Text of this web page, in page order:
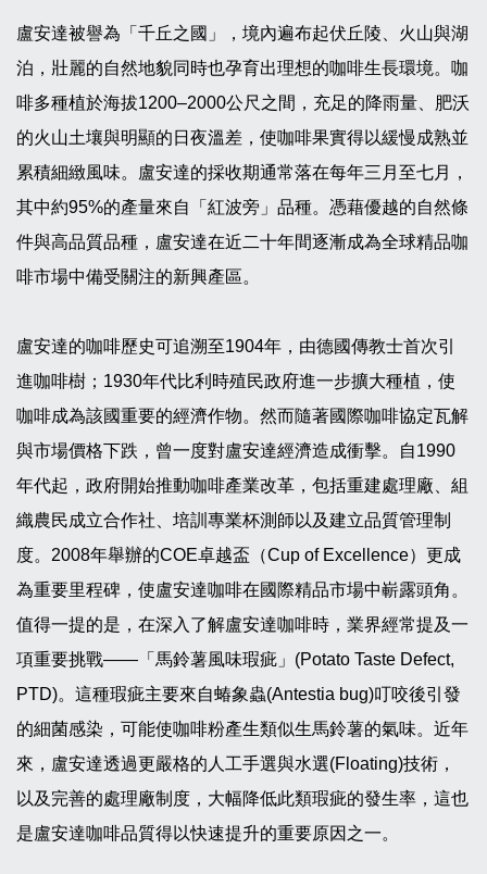
盧安達被譽為「千丘之國」，境內遍布起伏丘陵、火山與湖
泊，壯麗的自然地貌同時也孕育出理想的咖啡生長環境。咖
啡多種植於海拔1200–2000公尺之間，充足的降雨量、肥沃
的火山土壤與明顯的日夜溫差，使咖啡果實得以緩慢成熟並
累積細緻風味。盧安達的採收期通常落在每年三月至七月，
其中約95%的產量來自「紅波旁」品種。憑藉優越的自然條
件與高品質品種，盧安達在近二十年間逐漸成為全球精品咖
啡市場中備受關注的新興產區。
盧安達的咖啡歷史可追溯至1904年，由德國傳教士首次引
進咖啡樹；1930年代比利時殖民政府進一步擴大種植，使
咖啡成為該國重要的經濟作物。然而隨著國際咖啡協定瓦解
與市場價格下跌，曾一度對盧安達經濟造成衝擊。自1990
年代起，政府開始推動咖啡產業改革，包括重建處理廠、組
織農民成立合作社、培訓專業杯測師以及建立品質管理制
度。2008年舉辦的COE卓越盃（Cup of Excellence）更成
為重要里程碑，使盧安達咖啡在國際精品市場中嶄露頭角。
值得一提的是，在深入了解盧安達咖啡時，業界經常提及一
項重要挑戰——「馬鈴薯風味瑕疵」(Potato Taste Defect,
PTD)。這種瑕疵主要來自蝽象蟲(Antestia bug)叮咬後引發
的細菌感染，可能使咖啡粉產生類似生馬鈴薯的氣味。近年
來，盧安達透過更嚴格的人工手選與水選(Floating)技術，
以及完善的處理廠制度，大幅降低此類瑕疵的發生率，這也
是盧安達咖啡品質得以快速提升的重要原因之一。